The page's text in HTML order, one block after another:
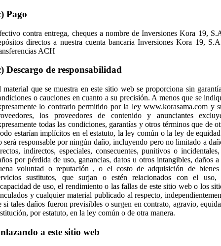
Pago
contra entrega, cheques a nombre de Inversiones Kora 19,
directos a nuestra cuenta bancaria Inversiones Kora 19,
ACH
Descargo de responsabilidad
material que se muestra en este sitio web se proporciona sin
o cauciones en cuanto a su precisión. A menos que se
lo contrario permitido por la ley www.korasama.com y
los proveedores de contenido y anunciantes
todas las condiciones, garantías y otros términos que de
estarían implícitos en el estatuto, la ley común o la ley de
será responsable por ningún daño, incluyendo pero no limitado a
indirectos, especiales, consecuentes, punitivos o
por pérdida de uso, ganancias, datos u otros intangibles, daños a
voluntad o reputación , o el costo de adquisición de
sustitutos, que surjan o estén relacionados con el uso,
de uso, el rendimiento o las fallas de este sitio web o los
y cualquier material publicado al respecto,
si tales daños fueron previsibles o surgen en contrato, agravio,
por estatuto, en la ley común o de otra manera.
a este sitio web